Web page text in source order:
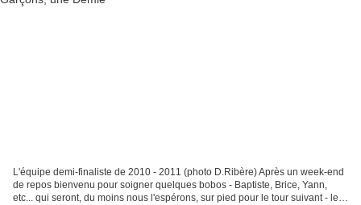
L'équipe demi-finaliste de 2010 - 2011 (photo D.Ribère) Après un week-end
de repos bienvenu pour soigner quelques bobos - Baptiste, Brice, Yann,
etc... qui seront, du moins nous l'espérons, sur pied pour le tour suivant - le